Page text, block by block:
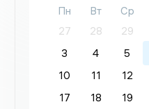
Пн Вт Ср
27
28 29
3
4 5
10
11 12
17
18 19